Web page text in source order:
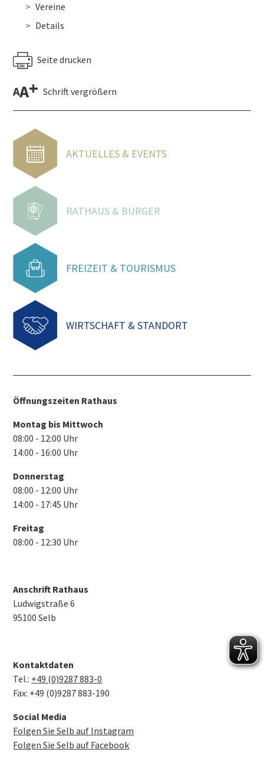
Vereine
Details
Seite drucken
AA+ Schrift vergrößern
AKTUELLES & EVENTS
RATHAUS & BÜRGER
FREIZEIT & TOURISMUS
WIRTSCHAFT & STANDORT
Öffnungszeiten Rathaus
Montag bis Mittwoch
08:00 - 12:00 Uhr
14:00 - 16:00 Uhr
Donnerstag
08:00 - 12:00 Uhr
14:00 - 17:45 Uhr
Freitag
08:00 - 12:30 Uhr
Anschrift Rathaus
Ludwigstraße 6
95100 Selb
Kontaktdaten
Tel.: +49 (0)9287 883-0
Fax: +49 (0)9287 883-190
Social Media
Folgen Sie Selb auf Instagram
Folgen Sie Selb auf Facebook